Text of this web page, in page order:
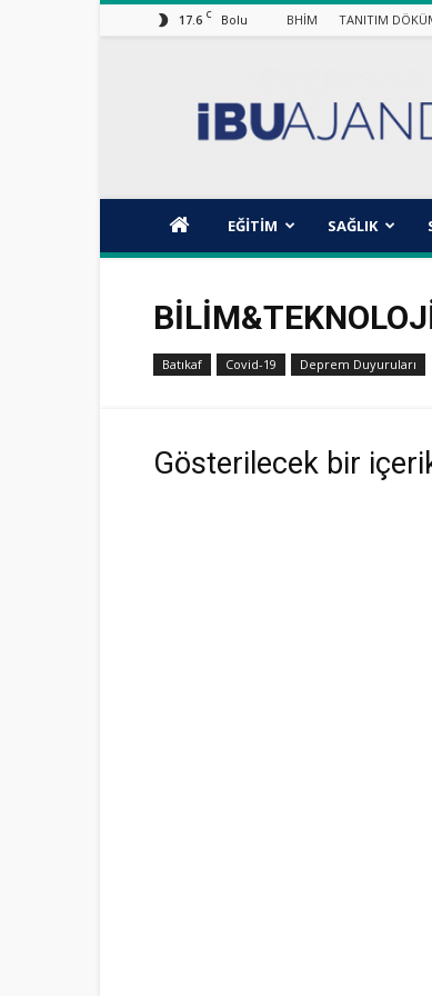
17.6 C Bolu BHİM TANITIM
EĞİTİM SAĞLIK
Batıkaf Covid-19 Deprem Duyuruları
Gösterilecek bir